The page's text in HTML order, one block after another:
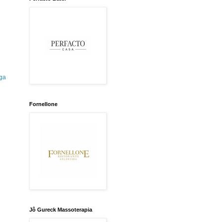
Fornellone
Jô Gureck Massoterapia